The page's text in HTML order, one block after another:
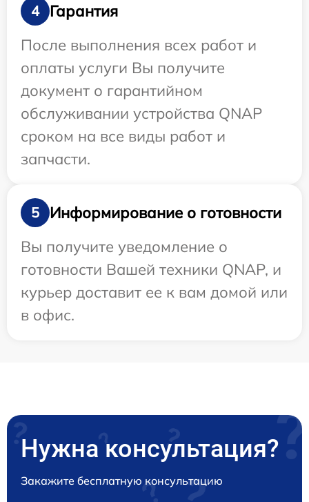
4
Гарантия
После выполнения всех работ и
оплаты услуги Вы получите
документ о гарантийном
обслуживании устройства QNAP
сроком на все виды работ и
запчасти.
5
Информирование о готовности
Вы получите уведомление о
готовности Вашей техники QNAP, и
курьер доставит ее к вам домой или
в офис.
Нужна консультация?
Закажите бесплатную консультацию